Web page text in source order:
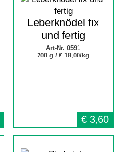
Leberknödel fix
und fertig
Art-Nr. 0591
200 g /€ 18,00/kg
€ 3,60